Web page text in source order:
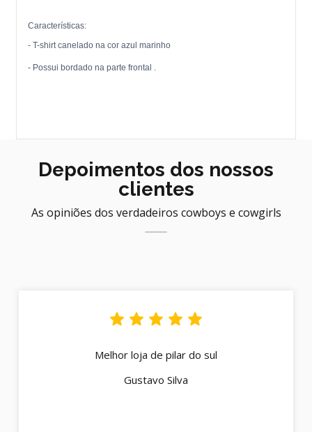
Características:
- T-shirt canelado na cor azul marinho
- Possui bordado na parte frontal .
Depoimentos dos nossos
clientes
As opiniões dos verdadeiros cowboys e cowgirls
Melhor loja de pilar do sul
Gustavo Silva